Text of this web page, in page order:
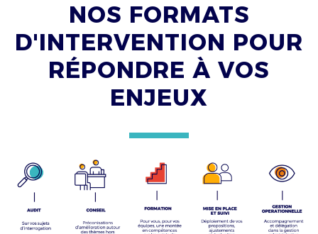
NOS FORMATS
D'INTERVENTION POUR
RÉPONDRE À VOS
ENJEUX